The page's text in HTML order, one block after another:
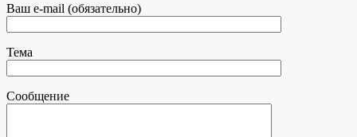
Ваш e-mail (обязательно)
Тема
Сообщение